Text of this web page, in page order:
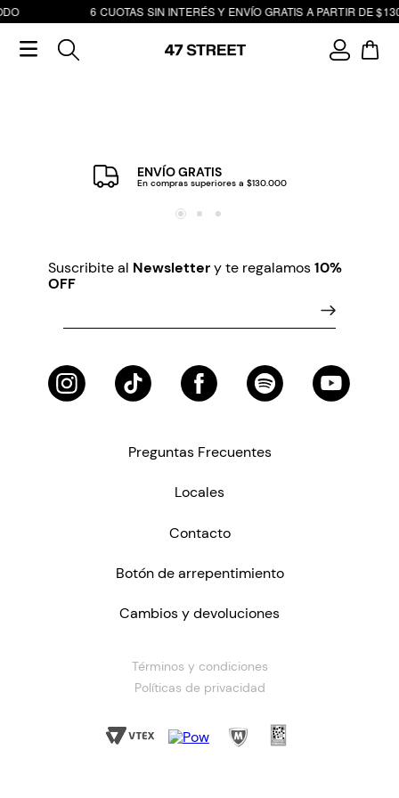
6 CUOTAS SIN INTERÉS Y ENVÍO GRATIS A PARTIR DE
ENVÍO GRATIS
En compras superiores a $130.000
Suscribite al Newslettery te regalamos10%
OFF
Preguntas Frecuentes
Locales
Contacto
Botón de arrepentimiento
Cambios y devoluciones
Términos y condiciones
Políticas de privacidad